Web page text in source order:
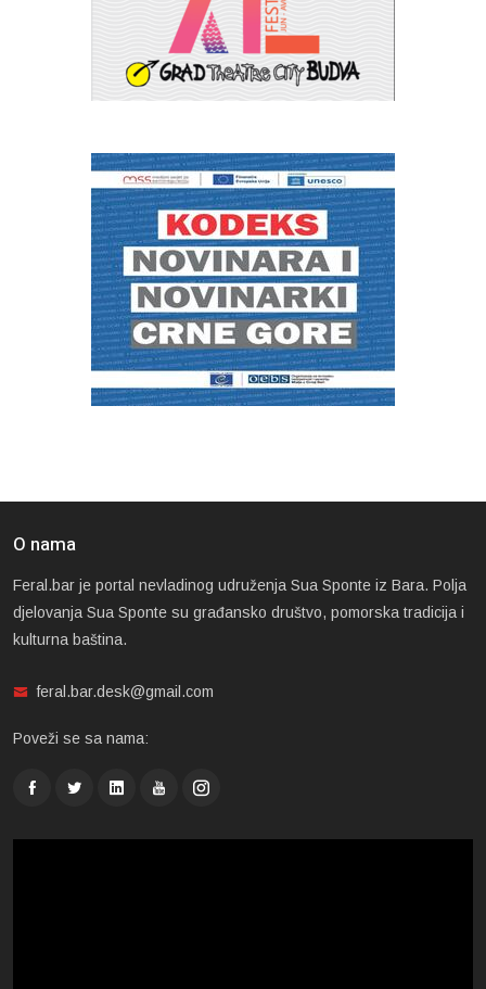
O nama
Feral.bar je portal nevladinog udruženja Sua Sponte iz Bara. Polja
djelovanja Sua Sponte su građansko društvo, pomorska tradicija i
kulturna baština.
feral.bar.desk@gmail.com
Poveži se sa nama: